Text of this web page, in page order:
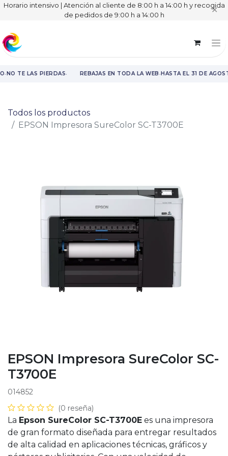
Horario intensivo | Atención al cliente de 8:00 h a 14:00 h y recogida
de pedidos de 9:00 h a 14:00 h
✕
·NO TE LAS PIERDAS· REBAJAS EN TODA LA WEB·HASTA EL 31 DE
Todos los productos
EPSON Impresora SureColor SC-T3700E
EPSON Impresora SureColor SC-
T3700E
014852
(0 reseña)
La Epson SureColor SC-T3700E es una impresora
de gran formato diseñada para entregar resultados
de alta calidad en aplicaciones técnicas, gráficos y